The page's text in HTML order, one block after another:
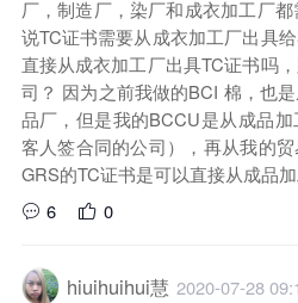
厂，制造厂，染厂和成衣加工厂
说TC证书需要从成衣加工厂出具
直接从成衣加工厂出具TC证书吗
司？ 因为之前我做的BCI 棉，也
品厂，但是我的BCCU是从成品
客人签合同的公司），再从我的
GRS的TC证书是可以直接从成品
6
0
hiuihuihui慧 2020-07-28